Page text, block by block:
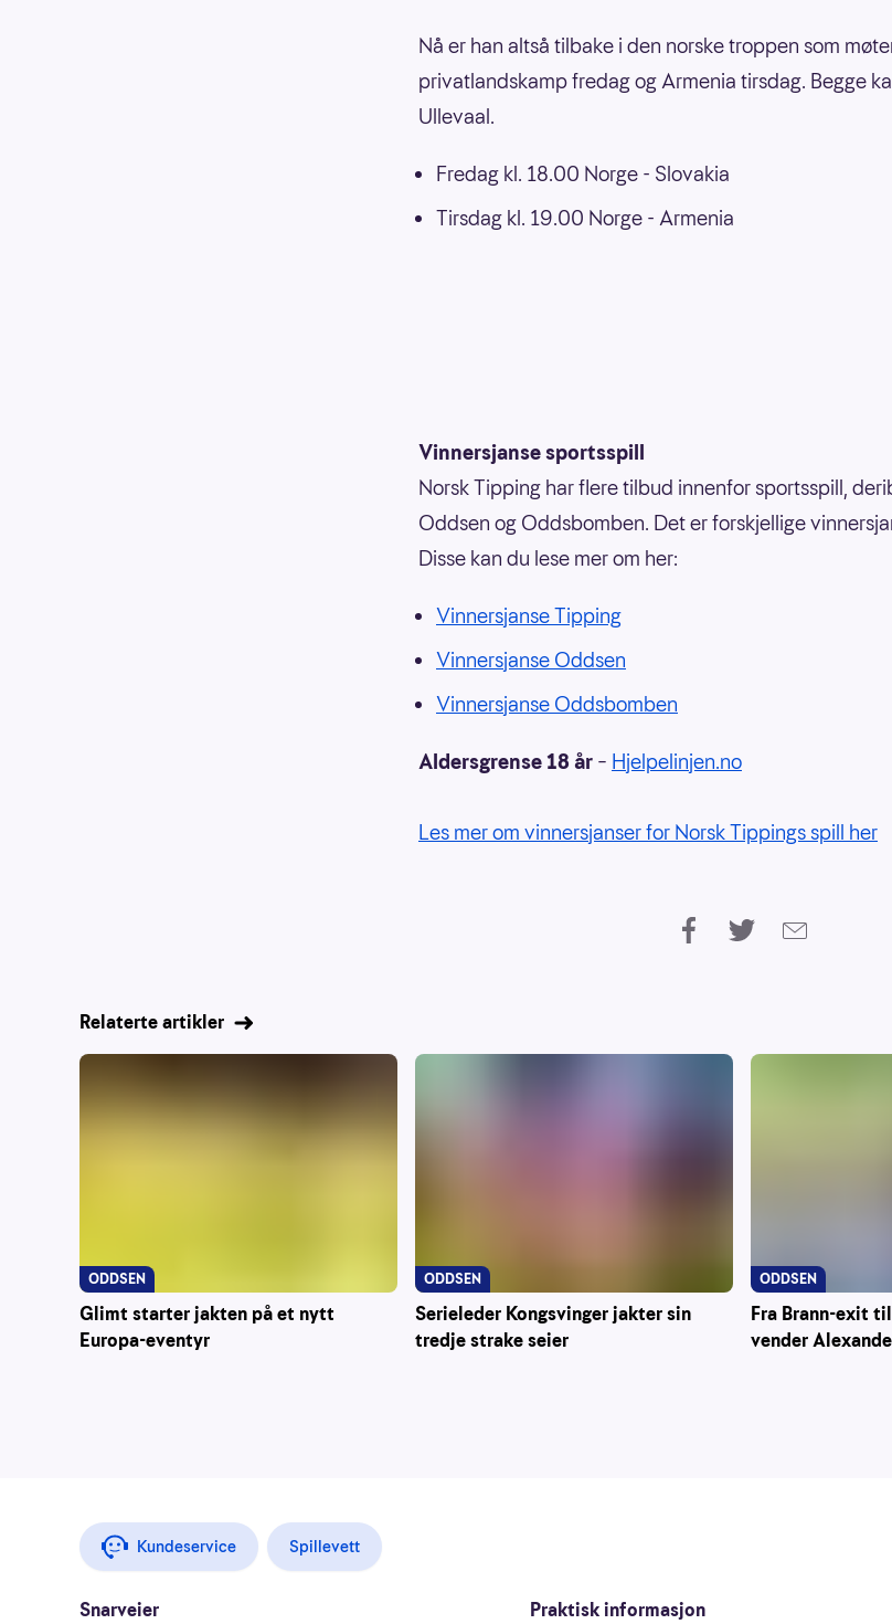
Nå er han altså tilbake i den norske troppen som
privatlandskamp fredag og Armenia tirsdag. Begge
Ullevaal.
Fredag kl. 18.00 Norge - Slovakia
Tirsdag kl. 19.00 Norge - Armenia
Vinnersjanse sportsspill
Norsk Tipping har flere tilbud innenfor sportsspill,
Oddsen og Oddsbomben. Det er forskjellige
Disse kan du lese mer om her:
Vinnersjanse Tipping
Vinnersjanse Oddsen
Vinnersjanse Oddsbomben
Aldersgrense 18 år – Hjelpelinjen.no
Les mer om vinnersjanser for Norsk Tippings spill her
Relaterte artikler
Glimt starter jakten på et nytt
Europa-eventyr
ODDSEN
Serieleder Kongsvinger jakter sin
tredje strake seier
ODDSEN
Fra Brann-exit
vender
ODDSEN
Kundeservice Spillevett
Snarveier Praktisk informasjon